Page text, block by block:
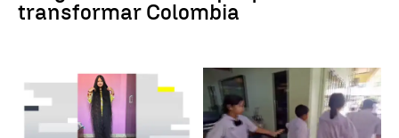
transformar Colombia